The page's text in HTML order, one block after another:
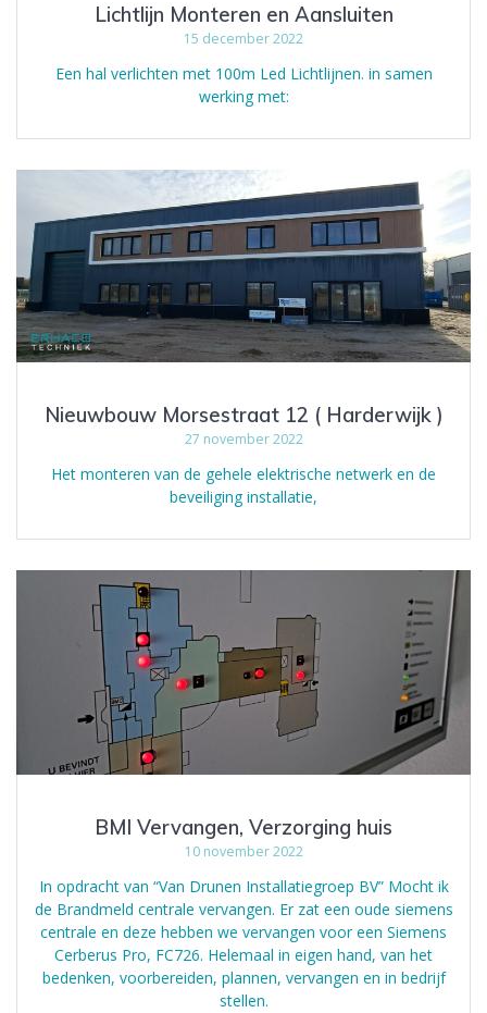
Lichtlijn Monteren en Aansluiten
15 december 2022
Een hal verlichten met 100m Led Lichtlijnen. in samen
werking met:
Nieuwbouw Morsestraat 12 ( Harderwijk )
27 november 2022
Het monteren van de gehele elektrische netwerk en de
beveiliging installatie,
BMI Vervangen, Verzorging huis
10 november 2022
In opdracht van “Van Drunen Installatiegroep BV” Mocht ik
de Brandmeld centrale vervangen. Er zat een oude siemens
centrale en deze hebben we vervangen voor een Siemens
Cerberus Pro, FC726. Helemaal in eigen hand, van het
bedenken, voorbereiden, plannen, vervangen en in bedrijf
stellen.